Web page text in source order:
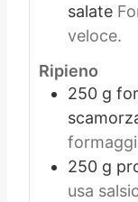
salate
veloce.
Ripieno
250 g
250 g
usa